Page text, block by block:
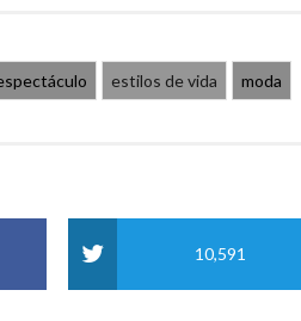
estilos de vida moda
10,591